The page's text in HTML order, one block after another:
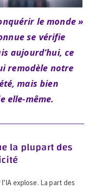
le monde »
se vérifie
aujourd’hui, ce
remodèle notre
mais bien
elle-même.
la plupart des
explose. La part des